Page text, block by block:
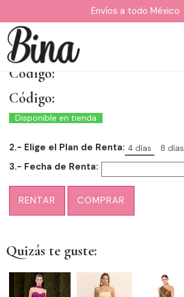
Envíos a todo México
Código:
Código:
Disponible en tienda
2.- Elige el Plan de Renta: 4 días 8 días
3.- Fecha de Renta:
RENTAR COMPRAR
Quizás te guste: